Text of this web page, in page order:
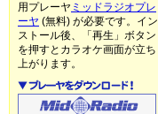
用プレーヤ ミッドラジオプレ
ーヤ (無料) が必要です。イン
ストール後、「再生」ボタン
を押すとカラオケ画面が立ち
上がります。